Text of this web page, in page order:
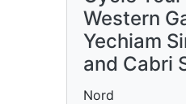
Western
Yechiam
and Cabri
Nord